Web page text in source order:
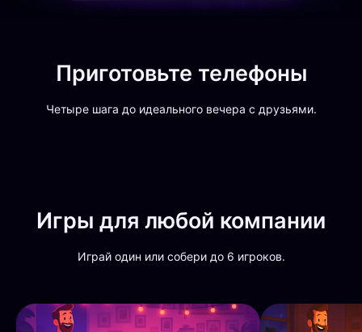
Приготовьте телефоны
Четыре шага до идеального вечера с друзьями.
Игры для любой компании
Играй один или собери до 6 игроков.